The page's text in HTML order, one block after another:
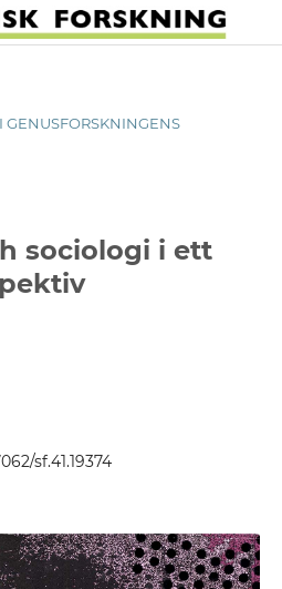
GENUSFORSKNINGENS
sociologi i ett
sf.41.19374